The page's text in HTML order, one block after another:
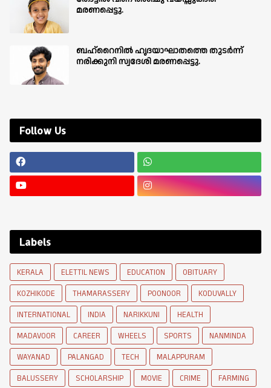
മരണപ്പെട്ടു.
ബഹ്‌റൈനിൽ ഹൃദയാഘാതത്തെ തുടർന്ന്
നരിക്കുനി സ്വദേശി മരണപ്പെട്ടു.
Follow Us
Labels
KERALA ELETTIL NEWS EDUCATION
OBITUARY
KOZHIKODE
THAMARASSERY POONOOR
KODUVALLY
INTERNATIONAL
INDIA NARIKKUNI
HEALTH
MADAVOOR
CAREER WHEELS SPORTS
NANMINDA
WAYANAD
PALANGAD TECH
MALAPPURAM
BALUSSERY
SCHOLARSHIP MOVIE CRIME FARMING